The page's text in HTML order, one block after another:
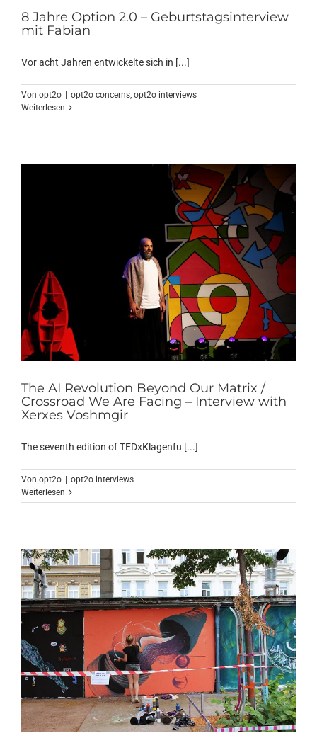
8 Jahre Option 2.0 – Geburtstagsinterview
mit Fabian
Vor acht Jahren entwickelte sich in [...]
Von opt2o opt2o concerns, opt2o interviews
Weiterlesen
The AI Revolution Beyond Our Matrix /
Crossroad We Are Facing – Interview with
Xerxes Voshmgir
The seventh edition of TEDxKlagenfu [...]
Von opt2o
opt2o interviews
Weiterlesen